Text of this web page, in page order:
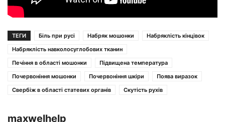
ТЕГИ Біль при русі Набряк мошонки
Набряклість кінцівок
Набряклість навколосуглобових тканин
Печіння в області мошонки
Підвищена температура
Почервоніння мошонки
Почервоніння шкіри
Поява виразок
Свербіж в області статевих органів
Скутість рухів
maxwelhelp